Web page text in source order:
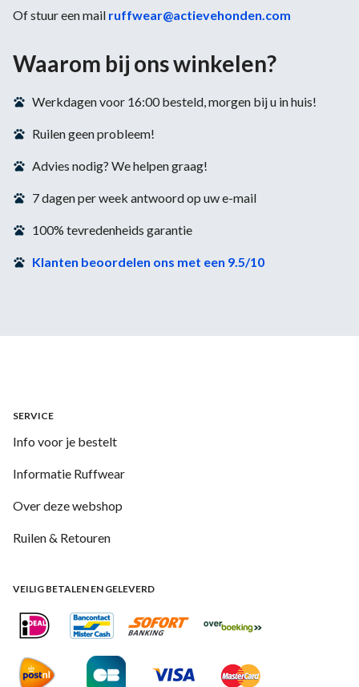
Of stuur een mail ruffwear@actievehonden.com
Waarom bij ons winkelen?
Werkdagen voor 16:00 besteld, morgen bij u in huis!
Ruilen geen probleem!
Advies nodig? We helpen graag!
7 dagen per week antwoord op uw e-mail
100% tevredenheids garantie
Klanten beoordelen ons met een 9.5/10
SERVICE
Info voor je bestelt
Informatie Ruffwear
Over deze webshop
Ruilen & Retouren
VEILIG BETALEN EN GELEVERD